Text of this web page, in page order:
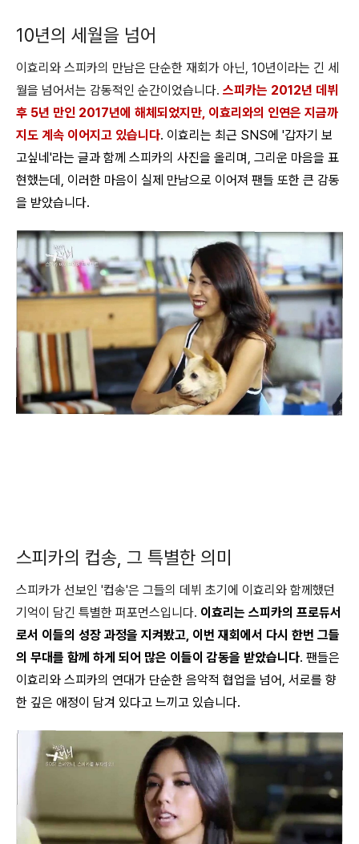
10년의 세월을 넘어
이효리와 스피카의 만남은 단순한 재회가 아닌, 10년이라는 긴 세
월을 넘어서는 감동적인 순간이었습니다. 스피카는 2012년 데뷔
후 5년 만인 2017년에 해체되었지만, 이효리와의 인연은 지금까
지도 계속 이어지고 있습니다. 이효리는 최근 SNS에 '갑자기 보
고싶네'라는 글과 함께 스피카의 사진을 올리며, 그리운 마음을 표
현했는데, 이러한 마음이 실제 만남으로 이어져 팬들 또한 큰 감동
을 받았습니다.
스피카의 컵송, 그 특별한 의미
스피카가 선보인 '컵송'은 그들의 데뷔 초기에 이효리와 함께했던
기억이 담긴 특별한 퍼포먼스입니다. 이효리는 스피카의 프로듀서
로서 이들의 성장 과정을 지켜봤고, 이번 재회에서 다시 한번 그들
의 무대를 함께 하게 되어 많은 이들이 감동을 받았습니다. 팬들은
이효리와 스피카의 연대가 단순한 음악적 협업을 넘어, 서로를 향
한 깊은 애정이 담겨 있다고 느끼고 있습니다.